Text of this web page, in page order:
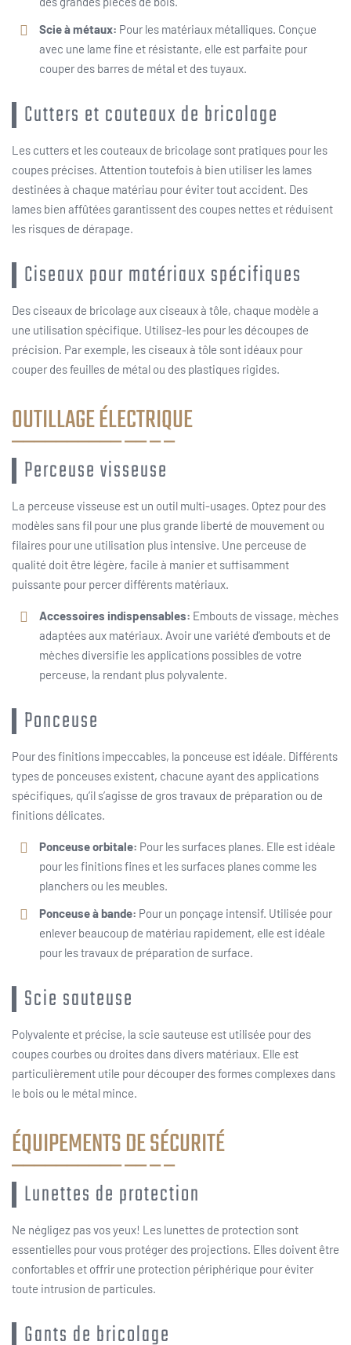
Scie à métaux: Pour les matériaux métalliques. Conçue
avec une lame fine et résistante, elle est parfaite pour
couper des barres de métal et des tuyaux.
Cutters et couteaux de bricolage
Les cutters et les couteaux de bricolage sont pratiques pour les
coupes précises. Attention toutefois à bien utiliser les lames
destinées à chaque matériau pour éviter tout accident. Des
lames bien affûtées garantissent des coupes nettes et réduisent
les risques de dérapage.
Ciseaux pour matériaux spécifiques
Des ciseaux de bricolage aux ciseaux à tôle, chaque modèle a
une utilisation spécifique. Utilisez-les pour les découpes de
précision. Par exemple, les ciseaux à tôle sont idéaux pour
couper des feuilles de métal ou des plastiques rigides.
OUTILLAGE ÉLECTRIQUE
Perceuse visseuse
La perceuse visseuse est un outil multi-usages. Optez pour des
modèles sans fil pour une plus grande liberté de mouvement ou
filaires pour une utilisation plus intensive. Une perceuse de
qualité doit être légère, facile à manier et suffisamment
puissante pour percer différents matériaux.
Accessoires indispensables: Embouts de vissage, mèches
adaptées aux matériaux. Avoir une variété d’embouts et de
mèches diversifie les applications possibles de votre
perceuse, la rendant plus polyvalente.
Ponceuse
Pour des finitions impeccables, la ponceuse est idéale. Différents
types de ponceuses existent, chacune ayant des applications
spécifiques, qu’il s’agisse de gros travaux de préparation ou de
finitions délicates.
Ponceuse orbitale: Pour les surfaces planes. Elle est idéale
pour les finitions fines et les surfaces planes comme les
planchers ou les meubles.
Ponceuse à bande: Pour un ponçage intensif. Utilisée pour
enlever beaucoup de matériau rapidement, elle est idéale
pour les travaux de préparation de surface.
Scie sauteuse
Polyvalente et précise, la scie sauteuse est utilisée pour des
coupes courbes ou droites dans divers matériaux. Elle est
particulièrement utile pour découper des formes complexes dans
le bois ou le métal mince.
ÉQUIPEMENTS DE SÉCURITÉ
Lunettes de protection
Ne négligez pas vos yeux! Les lunettes de protection sont
essentielles pour vous protéger des projections. Elles doivent être
confortables et offrir une protection périphérique pour éviter
toute intrusion de particules.
Gants de bricolage